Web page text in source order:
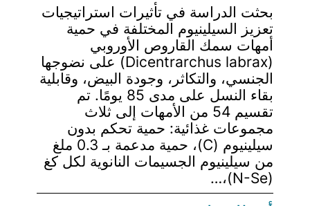
بحثت الدراسة في تأثيرات استراتيجيات
تعزيز السيلينيوم المختلفة في حمية
أمهات سمك القاروص الأوروبي
(Dicentrarchus labrax) على نضوجها
الجنسي، والتكاثر، وجودة البيض، وقابلية
بقاء النسل على مدى 85 يومًا. تم
تقسيم 54 من الأمهات إلى ثلاث
مجموعات غذائية: حمية تحكم بدون
سيلينيوم (C)، حمية مدعمة بـ 0.3 ملغ
من سيلينيوم الجسيمات النانوية لكل كغ
(N-Se)،…